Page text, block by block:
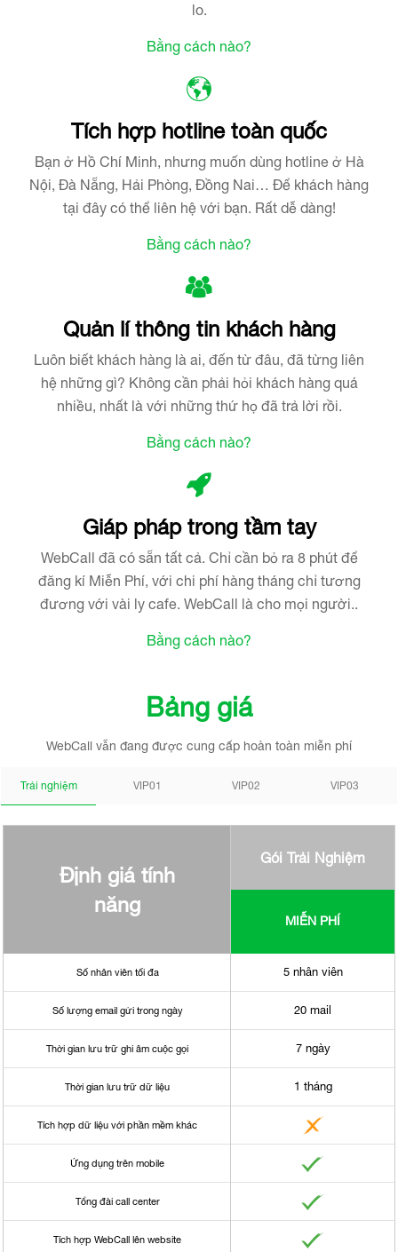
lo.
Bằng cách nào?
Tích hợp hotline toàn quốc
Bạn ở Hồ Chí Minh, nhưng muốn dùng hotline ở Hà
Nội, Đà Nẵng, Hải Phòng, Đồng Nai… Để khách hàng
tại đây có thể liên hệ với bạn. Rất dễ dàng!
Bằng cách nào?
Quản lí thông tin khách hàng
Luôn biết khách hàng là ai, đến từ đâu, đã từng liên
hệ những gì? Không cần phải hỏi khách hàng quá
nhiều, nhất là với những thứ họ đã trả lời rồi.
Bằng cách nào?
Giáp pháp trong tầm tay
WebCall đã có sẵn tất cả. Chỉ cần bỏ ra 8 phút để
đăng kí Miễn Phí, với chi phí hàng tháng chỉ tương
đương với vài ly cafe. WebCall là cho mọi người..
Bằng cách nào?
Bảng giá
WebCall vẫn đang được cung cấp hoàn toàn miễn phí
Trải nghiệm VIP01 VIP02 VIP03
Định giá tính
năng
Số nhân viên tối đa
Số lượng email gửi trong ngày
Thời gian lưu trữ ghi âm cuộc gọi
Thời gian lưu trữ dữ liệu
Tích hợp dữ liệu với phần mềm khác
Ứng dụng trên mobile
Tổng đài call center
Tích hợp WebCall lên website
Gói Trải Nghiệm
MIỄN PHÍ
5 nhân viên
20 mail
7 ngày
1 tháng